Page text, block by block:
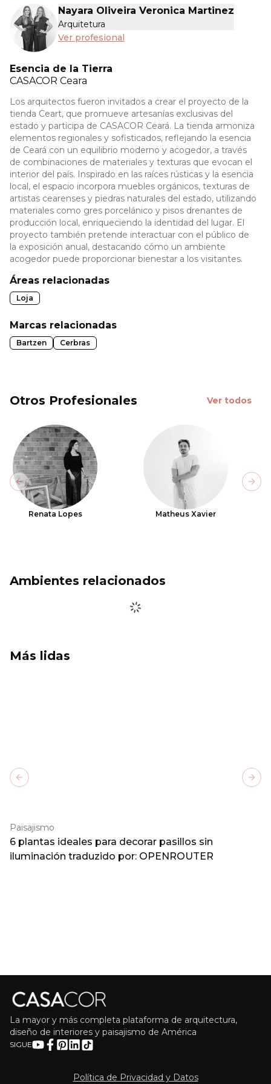
Nayara Oliveira Veronica Martinez
Arquitetura
Ver profesional
Esencia de la Tierra
CASACOR Ceara
Los arquitectos fueron invitados a crear el proyecto de la
tienda Ceart, que promueve artesanías exclusivas del
estado y participa de CASACOR Ceará. La tienda armoniza
elementos regionales y sofisticados, reflejando la esencia
de Ceará con un equilibrio moderno y acogedor, a través
de combinaciones de materiales y texturas que evocan el
interior del país. Inspirado en las raíces rústicas y la esencia
local, el espacio incorpora muebles orgánicos, texturas de
artistas cearenses y piedras naturales del estado, utilizando
materiales como gres porcelánico y pisos drenantes de
producción local, enriqueciendo la identidad del lugar. El
proyecto también pretende interactuar con el público de
la exposición anual, destacando cómo un ambiente
acogedor puede proporcionar bienestar a los visitantes.
Áreas relacionadas
Loja
Marcas relacionadas
Bartzen Cerbras
Otros Profesionales Ver todos
Renata Lopes Matheus Xavier
Previous slide
Ambientes relacionados
Más lidas
Paisajismo
6 plantas ideales para decorar pasillos sin
iluminación traduzido por: OPENROUTER
Previous slide
La mayor y más completa plataforma de arquitectura,
diseño de interiores y paisajismo de América
SIGUE
Política de Privacidad y Datos